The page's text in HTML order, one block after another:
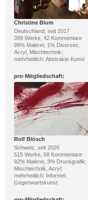
Christine Blum
Deutschland, seit 2017
399 Werke, 42 Kommentare
99% Malerei, 1% Diverses;
Acryl, Mischtechnik;
mehrheitlich: Abstrakte Kunst
pro-Mitgliedschaft:
Rolf Blösch
Schweiz, seit 2026
515 Werke, 58 Kommentare
92% Malerei, 3% Druckgrafik;
Mischtechnik, Acryl;
mehrheitlich: Informel,
Gegenwartskunst